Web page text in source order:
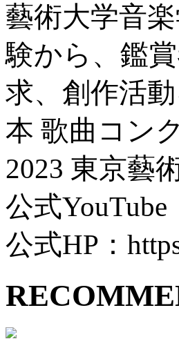
藝術大学音
験から、鑑
求、創作活
本 歌曲コン
2023 東京藝
公式YouTube
公式HP：